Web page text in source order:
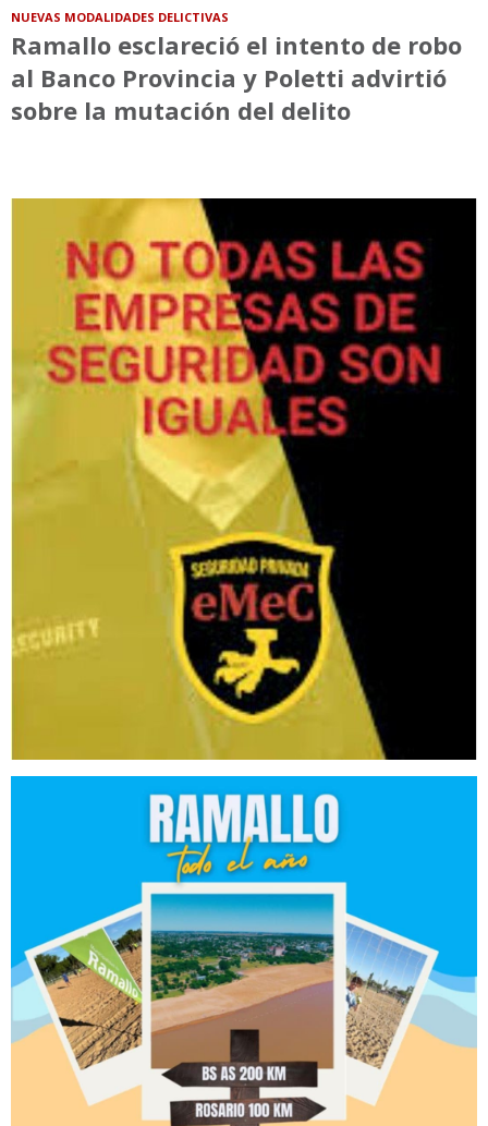
NUEVAS MODALIDADES DELICTIVAS
Ramallo esclareció el intento de robo
al Banco Provincia y Poletti advirtió
sobre la mutación del delito